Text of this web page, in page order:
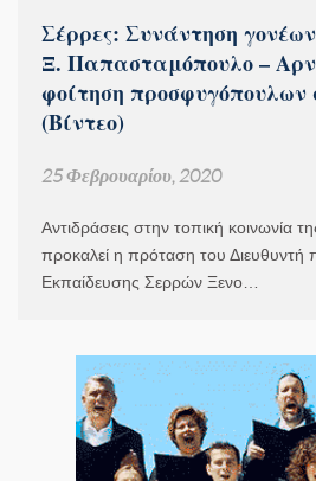
Σέρρες: Συνάντηση
Ξ. Παπασταμόπουλο –
φοίτηση προσφυγόπουλων
(Βίντεο)
25 Φεβρουαρίου, 2020
Αντιδράσεις στην τοπική κοινωνία
προκαλεί η πρόταση του Διευθυντή
Εκπαίδευσης Σερρών Ξενο…